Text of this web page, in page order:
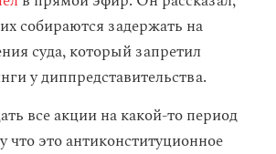
собираются задержать на
суда, который запретил
у диппредставительства.
все акции на какой-то период
это антиконституционное